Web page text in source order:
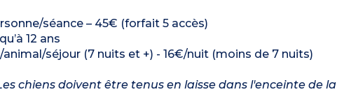
séance – 45€ (forfait 5 accès)
12 ans
séjour (7 nuits et +) - 16€/nuit (moins de 7 nuits)
chiens doivent être tenus en laisse dans l'enceinte de la